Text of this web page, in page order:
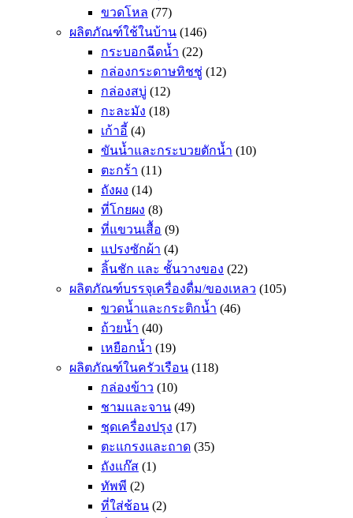
ขวดโหล (77)
ผลิตภัณฑ์ใช้ในบ้าน (146)
กระบอกฉีดน้ำ (22)
กล่องกระดาษทิชชู่ (12)
กล่องสบู่ (12)
กะละมัง (18)
เก้าอี้ (4)
ขันน้ำและกระบวยตักน้ำ (10)
ตะกร้า (11)
ถังผง (14)
ที่โกยผง (8)
ที่แขวนเสื้อ (9)
แปรงซักผ้า (4)
ลิ้นชัก และ ชั้นวางของ (22)
ผลิตภัณฑ์บรรจุเครื่องดื่ม/ของเหลว (105)
ขวดน้ำและกระติกน้ำ (46)
ถ้วยน้ำ (40)
เหยือกน้ำ (19)
ผลิตภัณฑ์ในครัวเรือน (118)
กล่องข้าว (10)
ชามและจาน (49)
ชุดเครื่องปรุง (17)
ตะแกรงและถาด (35)
ถังแก๊ส (1)
ทัพพี (2)
ที่ใส่ช้อน (2)